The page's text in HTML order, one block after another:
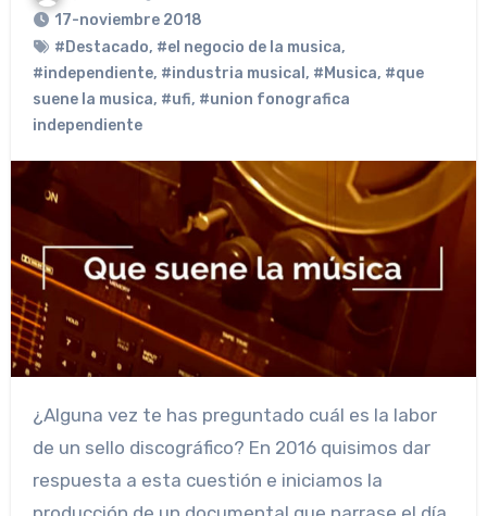
17-noviembre 2018
#Destacado, #el negocio de la musica,
#independiente, #industria musical , #Musica, #que
suene la musica, #ufi, #union fonografica
independiente
¿Alguna vez te has preguntado cuál es la labor
de un sello discográfico? En 2016 quisimos dar
respuesta a esta cuestión e iniciamos la